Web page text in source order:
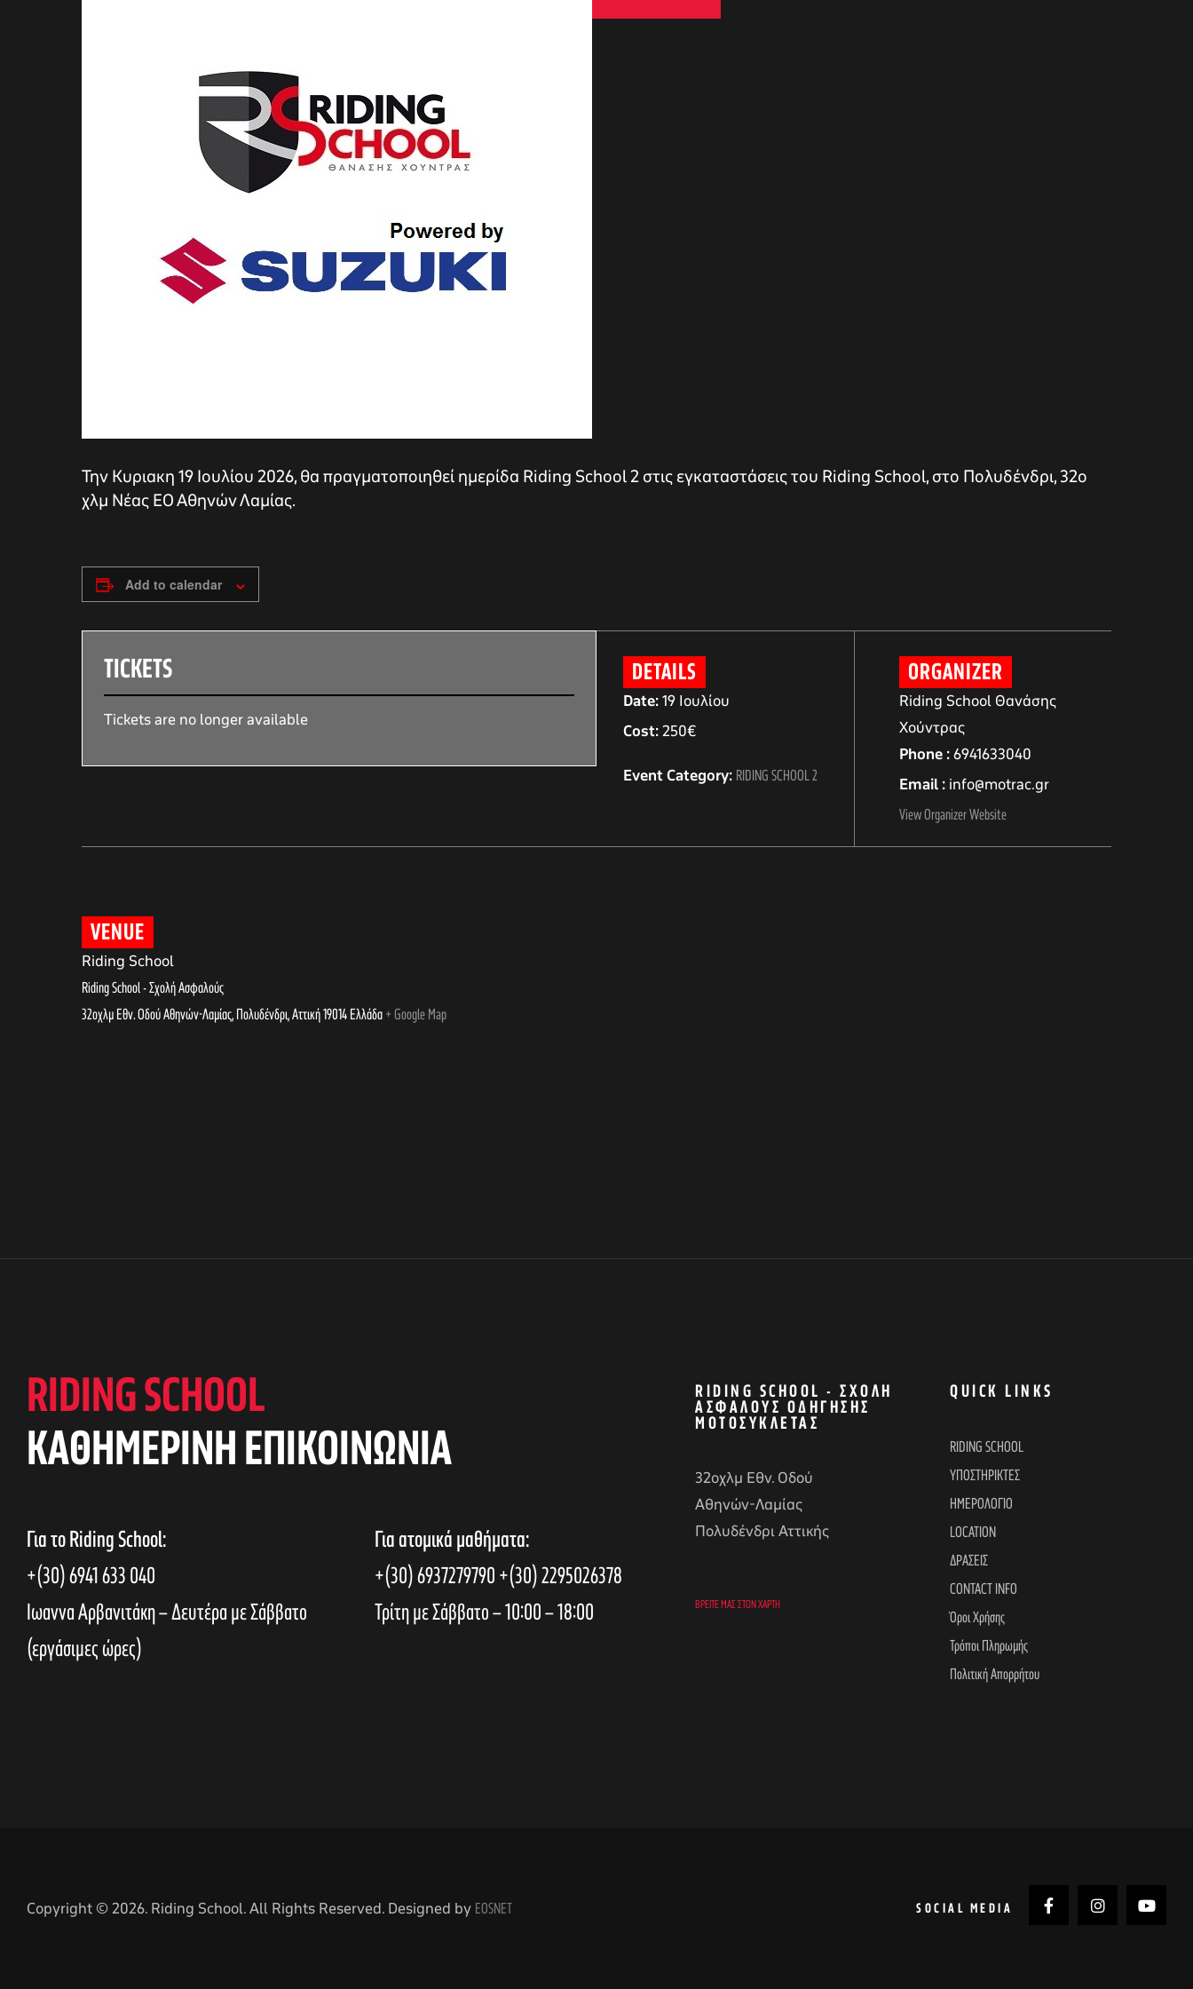
Την Κυριακη 19 Ιουλίου 2026, θα πραγματοποιηθεί ημερίδα Riding School 2 στις εγκαταστάσεις του Riding School, στο Πολυδένδρι, 32ο
χλμ Νέας ΕΟ Αθηνών Λαμίας.
Add to calendar
DETAILS
Date:19 Ιουλίου
Cost:250€
Event Category: RIDING SCHOOL 2
ORGANIZER
Riding School Θανάσης
Χούντρας
Phone 6941633040
Email info@motrac.gr
View Organizer Website
VENUE
Riding School
Riding School - Σχολή Ασφαλούς
32οχλμ Εθν. Οδού Αθηνών-Λαμίας, Πολυδένδρι,Αττική19014Ελλάδα+ Google Map
TICKETS
Tickets are no longer available
RIDING SCHOOL
KAΘΗΜΕΡΙΝΗ ΕΠΙΚΟΙΝΩΝΙΑ
Για το Riding School:
+(30) 6941 633 040
Ιωαννα Αρβανιτάκη – Δευτέρα με Σάββατο
(εργάσιμες ώρες)
Για ατομικά μαθήματα:
+(30) 6937279790+(30) 2295026378
Τρίτη με Σάββατο – 10:00 – 18:00
RIDING SCHOOL - ΣΧΟΛΉ
ΑΣΦΑΛΟΎΣ ΟΔΉΓΗΣΗΣ
ΜΟΤΟΣΥΚΛΈΤΑΣ
32οχλμ Εθν. Οδού
Αθηνών-Λαμίας
Πολυδένδρι Αττικής
ΒΡΕΊΤΕ ΜΑΣ ΣΤΟΝ ΧΆΡΤΗ
QUICK LINKS
RIDING SCHOOL
ΥΠΟΣΤΗΡΙΚΤΕΣ
ΗΜΕΡΟΛΟΓΙΟ
LOCATION
ΔΡΑΣΕΙΣ
CONTACT INFO
Όροι Χρήσης
Τρόποι Πληρωμής
Πολιτική Απορρήτου
Copyright © 2026. Riding School. All Rights Reserved. Designed by EOSNET SOCIAL MEDIA